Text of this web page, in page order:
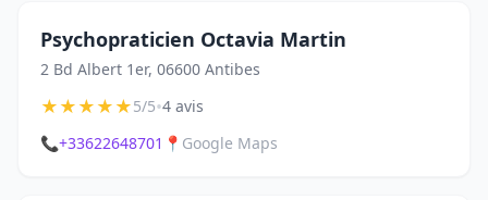
Psychopraticien Octavia Martin
2 Bd Albert 1er, 06600 Antibes
★★★★★5/5•4 avis
📞+33622648701 📍 Google Maps